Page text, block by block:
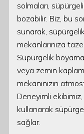
solmaları,
bozabilir. Biz, bu
sunarak,
mekanlarınıza
Süpürgelik
veya zemin
mekanınızın
Deneyimli
kullanarak
sağlar.